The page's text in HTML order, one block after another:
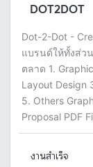
DOT2DOT
Dot-2-Dot -
แบรนด์ให้ทั้งส่ว
ตลาด 1.
Layout Design
5. Others
Proposal PDF
งานสำเร็จ